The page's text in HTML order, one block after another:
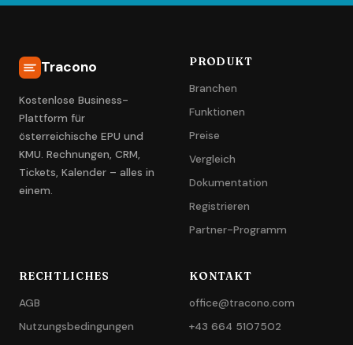
Tracono
Kostenlose Business-
Plattform für
österreichische EPU und
KMU. Rechnungen, CRM,
Tickets, Kalender – alles in
einem.
PRODUKT
Branchen
Funktionen
Preise
Vergleich
Dokumentation
Registrieren
Partner-Programm
RECHTLICHES
AGB
Nutzungsbedingungen
KONTAKT
office@tracono.com
+43 664 5107502